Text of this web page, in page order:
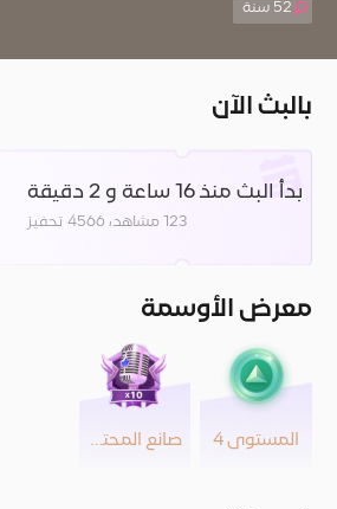
52 سنة
بالبث الآن
بدأ البث منذ 16 ساعة و 2 دقيقة
123 مشاهد، 4566 تحفيز
معرض الأوسمة
المستوى 4 صانع المحتوى